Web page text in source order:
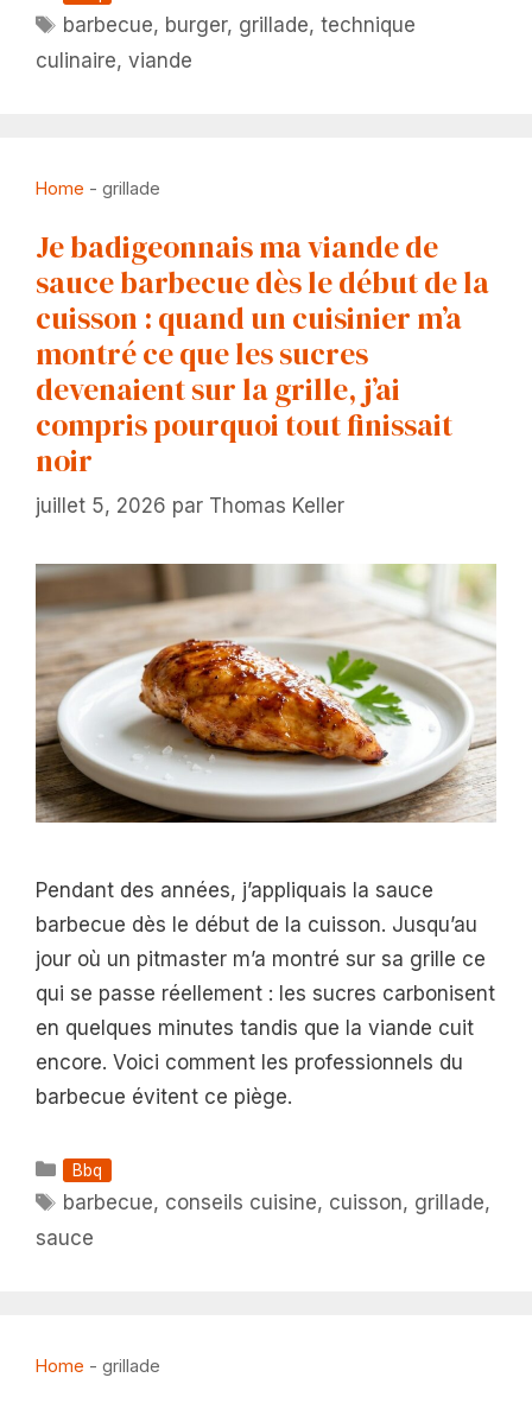
Étiquettes
barbecue, burger, grillade,technique
culinaire, viande
Home - grillade
Je badigeonnais ma viande de
sauce barbecue dès le début de la
cuisson : quand un cuisinier m’a
montré ce que les sucres
devenaient sur la grille, j’ai
compris pourquoi tout finissait
noir
juillet 5, 2026 par Thomas Keller
Pendant des années, j’appliquais la sauce
barbecue dès le début de la cuisson. Jusqu’au
jour où un pitmaster m’a montré sur sa grille ce
qui se passe réellement : les sucres carbonisent
en quelques minutes tandis que la viande cuit
encore. Voici comment les professionnels du
barbecue évitent ce piège.
Catégories
Bbq
Étiquettes
barbecue, conseils cuisine, cuisson, grillade,
sauce
Home - grillade